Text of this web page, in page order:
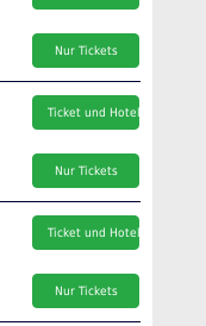
Nur Tickets
Ticket und Hotel
Nur Tickets
Ticket und Hotel
Nur Tickets